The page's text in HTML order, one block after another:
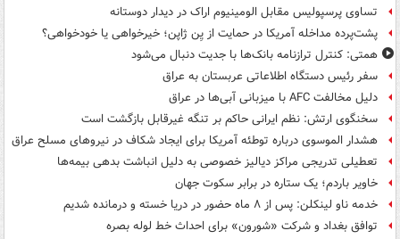
تساوی پرسپولیس مقابل الومینیوم اراک در دیدار دوستانه
پشت‌پرده مداخله آمریکا در حمایت از یِن ژاپن؛ خیرخواهی یا خودخواهی؟
همتی: کنترل ترازنامه بانک‌ها با جدیت دنبال می‌شود
سفر رئیس دستگاه اطلاعاتی عربستان به عراق
دلیل مخالفت AFC با میزبانی آبی‌ها در عراق
سخنگوی ارتش: نظم ایرانی حاکم بر تنگه غیرقابل بازگشت است
هشدار الموسوی درباره توطئه آمریکا برای ایجاد شکاف در نیروهای مسلح عراق
تعطیلی تدریجی مراکز دیالیز خصوصی به دلیل انباشت بدهی بیمه‌ها
خاویر باردم؛ یک ستاره در برابر سکوت جهان
خدمه ناو لینکلن: پس از ۸ ماه حضور در دریا خسته و درمانده‌ شدیم
توافق بغداد و شرکت «شورون» برای احداث خط لوله بصره